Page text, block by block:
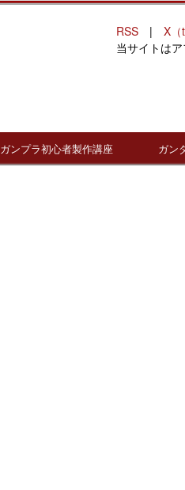
RSS | X（
当サイトは
ガンプラ初心者製作講座 ガン